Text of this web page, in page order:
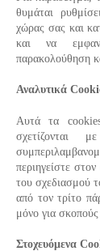
θυμάται
χώρας σας και
και να
παρακολούθηση
Αναλυτικά
Αυτά τα
περιηγείστε
του σχεδιασμού
από τον τρίτο
μόνο για
Στοχευόμενα